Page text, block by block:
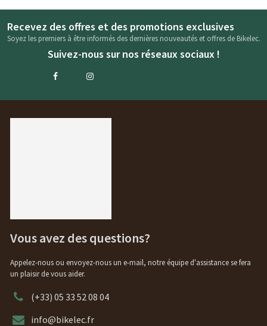
Recevez des offres et des promotions exclusives
Soyez les premiers à être informés des dernières nouveautés et offres de Bikelec.
Suivez-nous sur nos réseaux sociaux !
Vous avez des questions?
Appelez-nous ou envoyez-nous un e-mail, notre équipe d'assistance se fera
un plaisir de vous aider.
(+33) 05 33 52 08 04
info@bikelec.fr